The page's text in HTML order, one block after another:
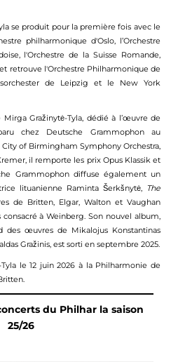
se produit pour la première fois avec le
philharmonique d'Oslo, l’Orchestre
l'Orchestre de la Suisse Romande,
retrouve l'Orchestre Philharmonique de
de Leipzig et le New York
Gražinytė-Tyla, dédié à l’œuvre de
chez Deutsche Grammophon au
City of Birmingham Symphony Orchestra,
il remporte les prix Opus Klassik et
Grammophon diffuse également un
lituanienne Raminta Šerkšnytė, The
de Britten, Elgar, Walton et Vaughan
à Weinberg. Son nouvel album,
des œuvres de Mikalojus Konstantinas
Gražinis, est sorti en septembre 2025.
le 12 juin 2026 à la Philharmonie de
du Philhar la saison
25/26